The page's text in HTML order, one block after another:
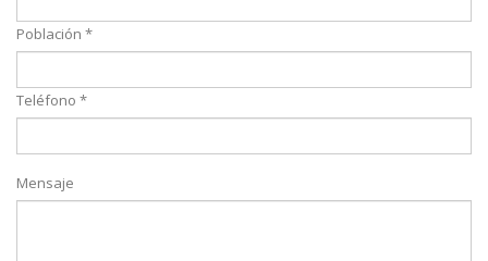
Población *
Teléfono *
Mensaje